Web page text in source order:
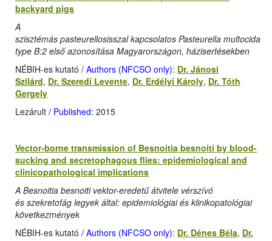
backyard pigs
A
szisztémás pasteurellosisszal kapcsolatos Pasteurella multocida
type B:2 első azonosítása Magyarországon, házisertésekben
NÉBIH-es kutató / Authors (NFCSO only): Dr. Jánosi
Szilárd, Dr. Szeredi Levente, Dr. Erdélyi Károly, Dr. Tóth
Gergely
Lezárult / Published: 2015
Vector-borne transmission of Besnoitia besnoiti by blood-
sucking and secretophagous flies: epidemiological and
clinicopathological implications
A Besnoitia besnoiti vektor-eredetű átvitele vérszívó
és szekretofág legyek által: epidemiológiai és klinikopatológiai
következmények
NÉBIH-es kutató / Authors (NFCSO only): Dr. Dénes Béla, Dr.